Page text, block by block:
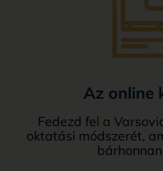
Az online
Fedezd fel a
oktatási módszerét,